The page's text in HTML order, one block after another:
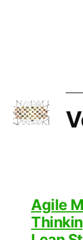
Agile